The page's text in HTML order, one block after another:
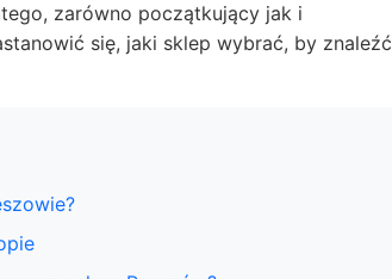
zarówno początkujący jak i
się, jaki sklep wybrać, by znaleźć